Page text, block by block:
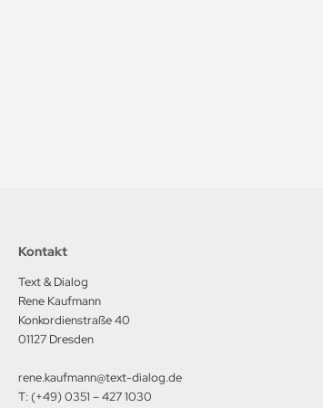
Kontakt
Text & Dialog
Rene Kaufmann
Konkordienstraße 40
01127 Dresden
rene.kaufmann@text-dialog.de
T: (+49) 0351 – 427 1030